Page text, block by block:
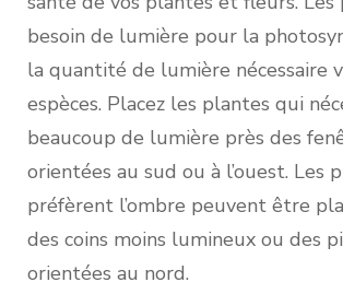
besoin de lumière pour la
la quantité de lumière nécessaire
espèces. Placez les plantes qui
beaucoup de lumière près des
orientées au sud ou à l’ouest. Les
préfèrent l’ombre peuvent être
des coins moins lumineux ou des
orientées au nord.